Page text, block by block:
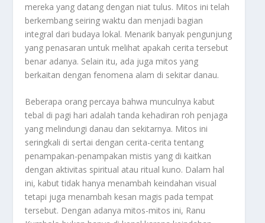
mereka yang datang dengan niat tulus. Mitos ini telah
berkembang seiring waktu dan menjadi bagian
integral dari budaya lokal. Menarik banyak pengunjung
yang penasaran untuk melihat apakah cerita tersebut
benar adanya. Selain itu, ada juga mitos yang
berkaitan dengan fenomena alam di sekitar danau.
Beberapa orang percaya bahwa munculnya kabut
tebal di pagi hari adalah tanda kehadiran roh penjaga
yang melindungi danau dan sekitarnya. Mitos ini
seringkali di sertai dengan cerita-cerita tentang
penampakan-penampakan mistis yang di kaitkan
dengan aktivitas spiritual atau ritual kuno. Dalam hal
ini, kabut tidak hanya menambah keindahan visual
tetapi juga menambah kesan magis pada tempat
tersebut. Dengan adanya mitos-mitos ini, Ranu